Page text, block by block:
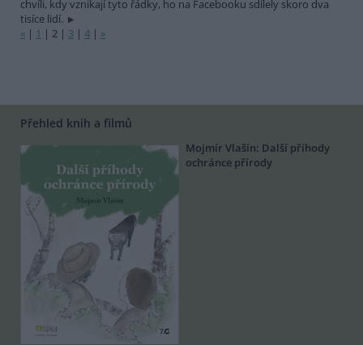
chvíli, kdy vznikají tyto řádky, ho na Facebooku sdílely skoro dva
tisíce lidí.
« | 1 | 2 | 3 | 4 | »
Přehled knih a filmů
Mojmír Vlašín: Další příhody
ochránce přírody